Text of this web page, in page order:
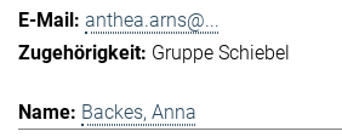
anthea.arns@...
Gruppe Schiebel
Backes, Anna